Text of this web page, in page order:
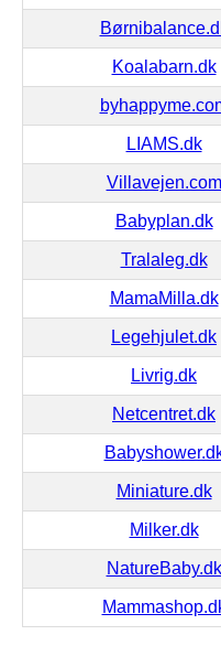
Koalabarn.dk
LIAMS.dk
Villavejen.com
Babyplan.dk
Tralaleg.dk
MamaMilla.dk
Legehjulet.dk
Livrig.dk
Netcentret.dk
Miniature.dk
Milker.dk
NatureBaby.dk